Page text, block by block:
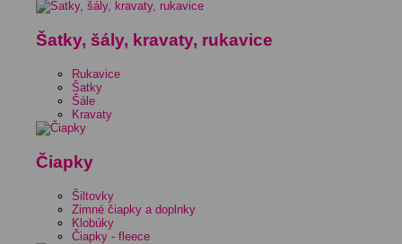
Šatky, šály, kravaty, rukavice
Rukavice
Šatky
Šále
Kravaty
Čiapky
Šiltovky
Zimné čiapky a doplnky
Klobúky
Čiapky - fleece